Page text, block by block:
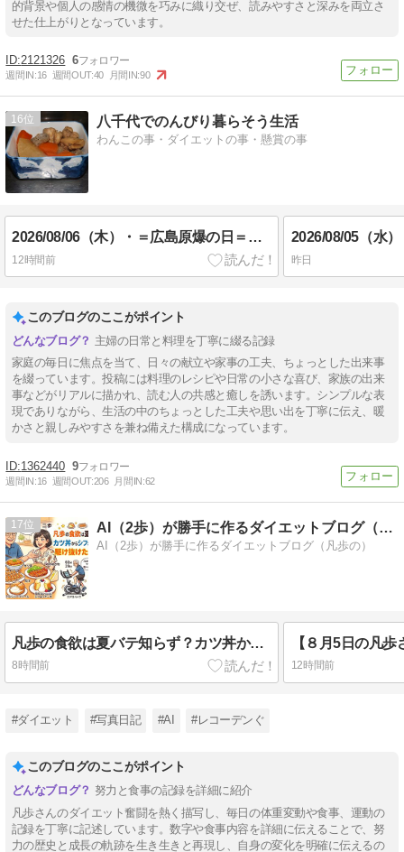
的背景や個人の感情の機微を巧みに織り交ぜ、読みやすさと深みを両立さ
せた仕上がりとなっています。
2121326 6
週間IN:16 週間OUT:40 月間IN:90
16 八千代でのんびり暮らそう生活
わんこの事・ダイエットの事・懸賞の事
2026/08/06（木）・＝広島原爆の日＝・「０・２増」(´；ω；`)ｳｩｩ／夕食前に皮膚科へ／昨夕食（画像無し）_(_^_)_
12時間前 昨日
このブログのここがポイント
主婦の日常と料理を丁寧に綴る記録
家庭の毎日に焦点を当て、日々の献立や家事の工夫、ちょっとした出来事
を綴っています。投稿には料理のレシピや日常の小さな喜び、家族の出来
事などがリアルに描かれ、読む人の共感と癒しを誘います。シンプルな表
現でありながら、生活の中のちょっとした工夫や思い出を丁寧に伝え、暖
かさと親しみやすさを兼ね備えた構成になっています。
1362440 9
週間IN:16 週間OUT:206 月間IN:62
17 AI（2歩）が勝手に作るダイエットブログ（凡歩の）
AI（2歩）が勝手に作るダイエットブログ（凡歩の）
凡歩の食欲は夏バテ知らず？カツ丼からシフォンケーキまで駆け抜けた8月6日
8時間前 12時間前
#ダイエット #写真日記 #AI #レコーデンぐ
このブログのここがポイント
努力と食事の記録を詳細に紹介
凡歩さんのダイエット奮闘を熱く描写し、毎日の体重変動や食事、運動の
記録を丁寧に記述しています。数字や食事内容を詳細に伝えることで、努
力の歴史と成長の軌跡を生き生きと再現し、自身の変化を明確に伝えるの